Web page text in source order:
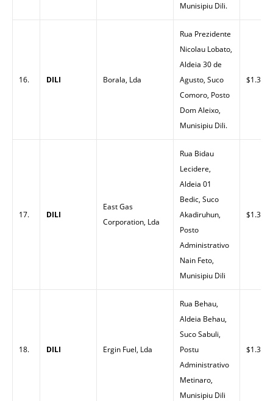
Munisipiu Dili.
16. DILI Borala, Lda
Rua Prezidente
Nicolau Lobato,
Aldeia 30 de
Agusto, Suco
Comoro, Posto
Dom Aleixo,
Munisipiu Dili.
$1.30
17. DILI
East Gas
Corporation, Lda
Rua Bidau
Lecidere,
Aldeia 01
Bedic, Suco
Akadiruhun,
Posto
Administrativo
Nain Feto,
Munisipiu Dili
$1.32
18. DILI Ergin Fuel, Lda
Rua Behau,
Aldeia Behau,
Suco Sabuli,
Postu
Administrativo
Metinaro,
Munisipiu Dili
$1.33